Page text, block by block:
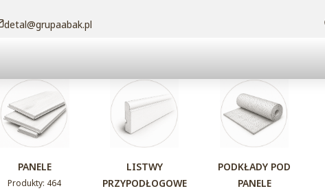
detal@grupaabak.pl
PANELE
Produkty: 464
LISTWY
PRZYPODŁOGOWE
PODKŁADY POD
PANELE